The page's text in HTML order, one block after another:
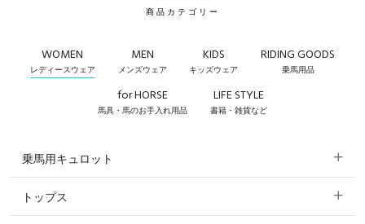
商品カテゴリー
WOMEN
レディースウェア
MEN
メンズウェア
KIDS
キッズウェア
RIDING GOODS
乗馬用品
for HORSE
馬具・馬のお手入れ用品
LIFE STYLE
書籍・雑貨など
乗馬用キュロット
すべてのキュロット
トップス